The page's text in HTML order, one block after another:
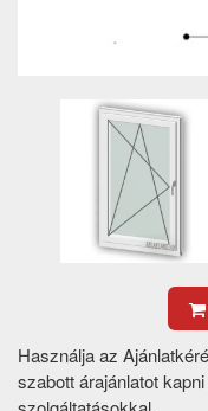
Használja az
szabott árajánlatot